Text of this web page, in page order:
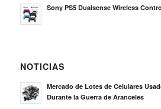
Sony PS5 Dualsense Wireless
NOTICIAS
Mercado de Lotes de Celulares
Durante la Guerra de Aranceles